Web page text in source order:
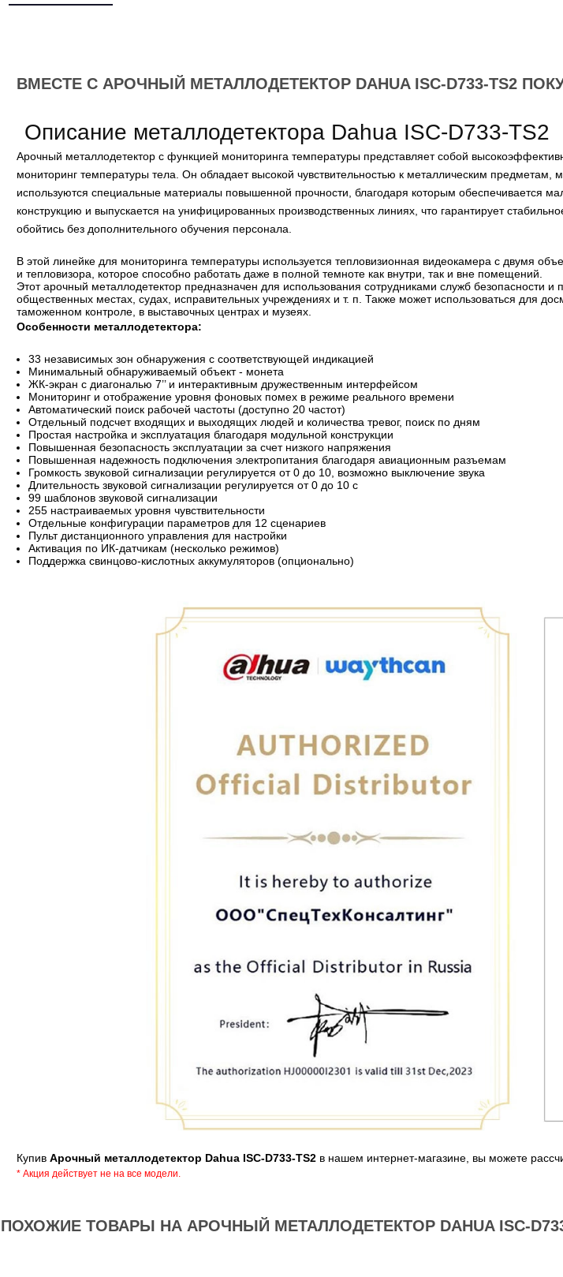
ВМЕСТЕ С АРОЧНЫЙ МЕТАЛЛОДЕТЕКТОР DAHUA ISC-D733-TS2
Описание металлодетектора Dahua ISC-D733-TS2
Арочный металлодетектор с функцией мониторинга температуры представляет собой
мониторинг температуры тела. Он обладает высокой чувствительностью к металлическим
используются специальные материалы повышенной прочности, благодаря которым обеспечивается
конструкцию и выпускается на унифицированных производственных линиях, что гарантирует
обойтись без дополнительного обучения персонала.
В этой линейке для мониторинга температуры используется тепловизионная видеокамера с двумя
и тепловизора, которое способно работать даже в полной темноте как внутри, так и вне помещений.
Этот арочный металлодетектор предназначен для использования сотрудниками служб
общественных местах, судах, исправительных учреждениях и т. п. Также может использоваться для
таможенном контроле, в выставочных центрах и музеях.
Особенности металлодетектора:
33 независимых зон обнаружения с соответствующей индикацией
Минимальный обнаруживаемый объект - монета
ЖК-экран с диагональю 7’’ и интерактивным дружественным интерфейсом
Мониторинг и отображение уровня фоновых помех в режиме реального времени
Автоматический поиск рабочей частоты (доступно 20 частот)
Отдельный подсчет входящих и выходящих людей и количества тревог, поиск по дням
Простая настройка и эксплуатация благодаря модульной конструкции
Повышенная безопасность эксплуатации за счет низкого напряжения
Повышенная надежность подключения электропитания благодаря авиационным разъемам
Громкость звуковой сигнализации регулируется от 0 до 10, возможно выключение звука
Длительность звуковой сигнализации регулируется от 0 до 10 с
99 шаблонов звуковой сигнализации
255 настраиваемых уровня чувствительности
Отдельные конфигурации параметров для 12 сценариев
Пульт дистанционного управления для настройки
Активация по ИК-датчикам (несколько режимов)
Поддержка свинцово-кислотных аккумуляторов (опционально)
Купив Арочный металлодетектор Dahua ISC-D733-TS2 в нашем интернет-магазине, вы можете
* Акция действует не на все модели.
ПОХОЖИЕ ТОВАРЫ НА АРОЧНЫЙ МЕТАЛЛОДЕТЕКТОР DAHUA ISC-